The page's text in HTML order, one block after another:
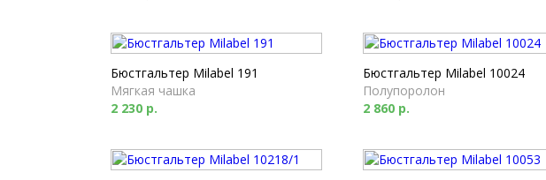
Бюстгальтер Milabel 191
Мягкая чашка
2 230 р.
Бюстгальтер Milabel 10024
Полупоролон
2 860 р.